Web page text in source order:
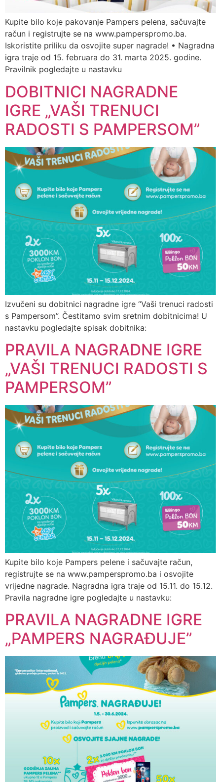
Kupite bilo koje pakovanje Pampers pelena, sačuvajte
račun i registrujte se na www.pamperspromo.ba.
Iskoristite priliku da osvojite super nagrade! • Nagradna
igra traje od 15. februara do 31. marta 2025. godine.
Pravilnik pogledajte u nastavku
DOBITNICI NAGRADNE
IGRE „VAŠI TRENUCI
RADOSTI S PAMPERSOM”
Izvučeni su dobitnici nagradne igre “Vaši trenuci radosti
s Pampersom”. Čestitamo svim sretnim dobitnicima! U
nastavku pogledajte spisak dobitnika:
PRAVILA NAGRADNE IGRE
„VAŠI TRENUCI RADOSTI S
PAMPERSOM”
Kupite bilo koje Pampers pelene i sačuvajte račun,
registrujte se na www.pamperspromo.ba i osvojite
vrijedne nagrade. Nagradna igra traje od 15.11. do 15.12.
Pravila nagradne igre pogledajte u nastavku:
PRAVILA NAGRADNE IGRE
„PAMPERS NAGRAĐUJE”